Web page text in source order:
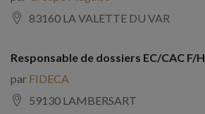
83160 LA VALETTE DU VAR
Responsable de dossiers EC/CAC F/H
par FIDECA
59130 LAMBERSART